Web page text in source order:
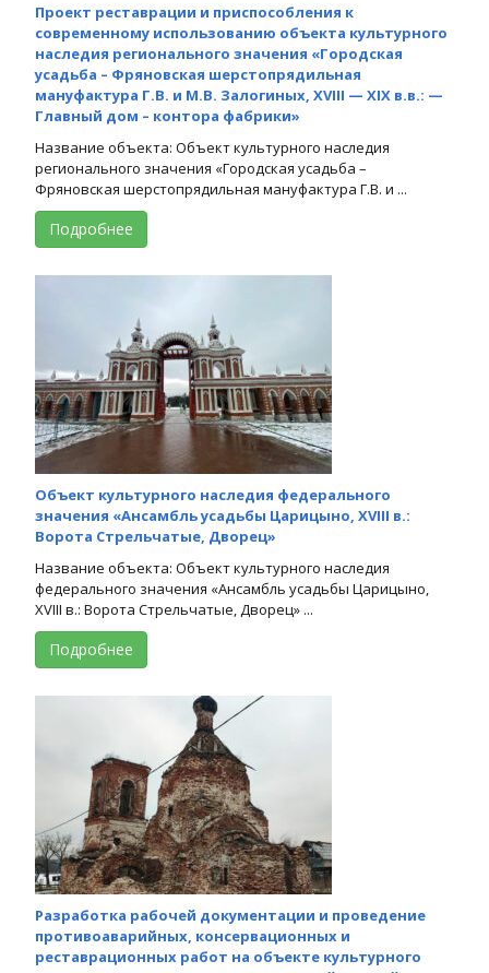
Проект реставрации и приспособления к
современному использованию объекта культурного
наследия регионального значения «Городская
усадьба – Фряновская шерстопрядильная
мануфактура Г.В. и М.В. Залогиных, XVIII — XIX в.в.: —
Главный дом – контора фабрики»
Название объекта: Объект культурного наследия
регионального значения «Городская усадьба –
Фряновская шерстопрядильная мануфактура Г.В. и ...
Подробнее
Объект культурного наследия федерального
значения «Ансамбль усадьбы Царицыно, XVIII в.:
Ворота Стрельчатые, Дворец»
Название объекта: Объект культурного наследия
федерального значения «Ансамбль усадьбы Царицыно,
XVIII в.: Ворота Стрельчатые, Дворец» ...
Подробнее
Разработка рабочей документации и проведение
противоаварийных, консервационных и
реставрационных работ на объекте культурного